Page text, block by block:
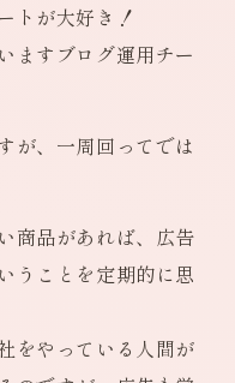
トが大好き！
ますブログ運用チー
が、一周回ってでは
商品があれば、広告
うことを定期的に思
をやっている人間が